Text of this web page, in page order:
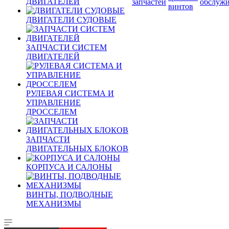
ДВИГАТЕЛИ СУДОВЫЕ
ЗАПЧАСТИ СИСТЕМ
ДВИГАТЕЛЕЙ
РУЛЕВАЯ СИСТЕМА И
УПРАВЛЕНИЕ
ДРОССЕЛЕМ
ЗАПЧАСТИ
ДВИГАТЕЛЬНЫХ БЛОКОВ
КОРПУСА И САЛОНЫ
ВИНТЫ, ПОДВОДНЫЕ
МЕХАНИЗМЫ
запчастей
винтов